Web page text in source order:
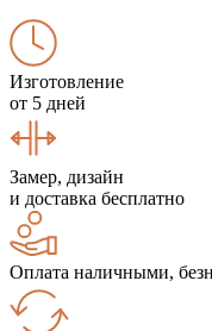
Изготовление
от 5 дней
Замер, дизайн
и доставка бесплатно
Оплата наличными,